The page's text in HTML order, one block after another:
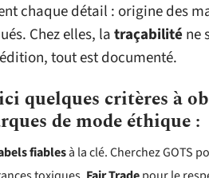
chaque détail : origine des
Chez elles, latraçabilité ne
tout est documenté.
quelques critères à
de mode éthique :
fiablesà la clé. Cherchez GOTS